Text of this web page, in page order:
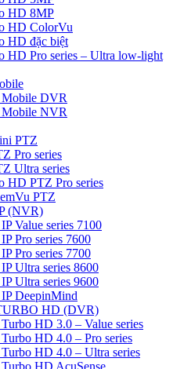
HD 8MP
HD ColorVu
HD đặc biệt
HD Pro series – Ultra low-light
DVR
NVR
PTZ
Pro series
Ultra series
HD PTZ Pro series
PTZ
(NVR)
Value series 7100
Pro series 7600
Pro series 7700
Ultra series 8600
Ultra series 9600
DeepinMind
HD (DVR)
HD 3.0 – Value series
HD 4.0 – Pro series
HD 4.0 – Ultra series
HD AcuSense